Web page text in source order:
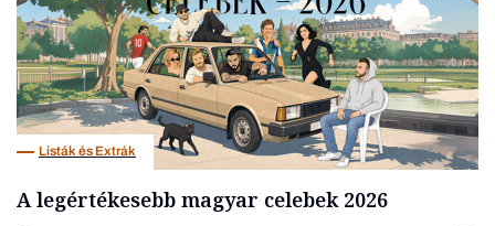
Listák és Extrák
A legértékesebb magyar celebek 2026